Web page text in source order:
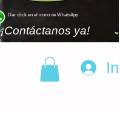
Dar click en el icono de WhatsApp
¡Contáctanos ya!